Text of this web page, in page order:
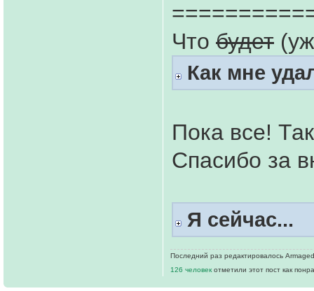
Что будет
Как мне
Пока все!
Спасибо за
Я сейчас...
Последний раз редактировалось
126 человек отметили этот пост как